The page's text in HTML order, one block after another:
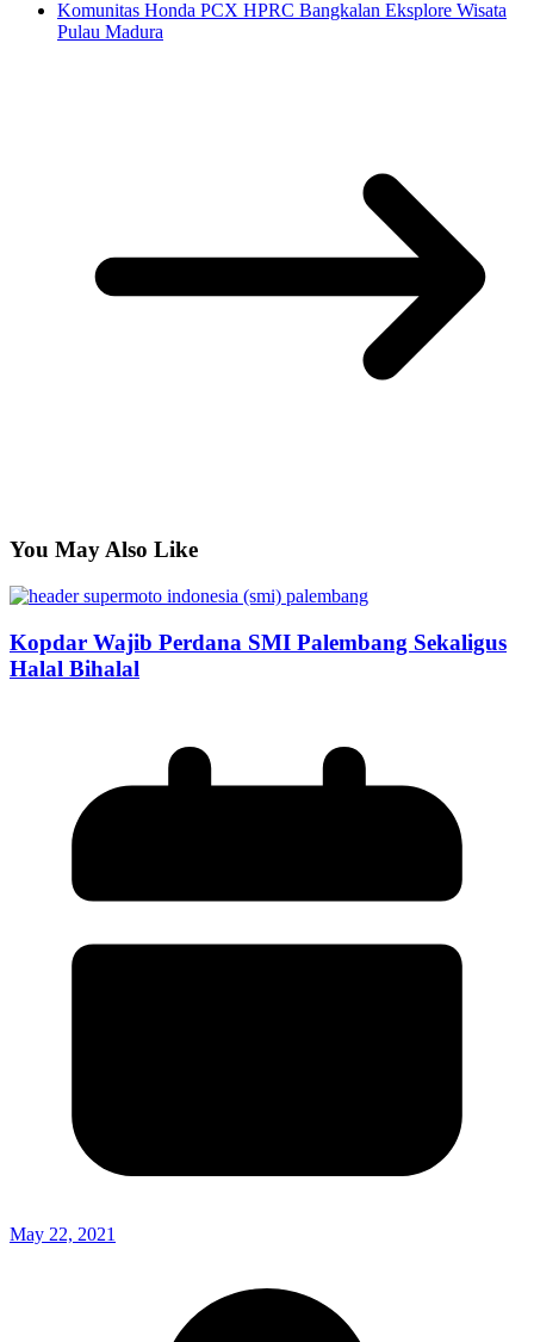
Komunitas Honda PCX HPRC Bangkalan Eksplore Wisata
Pulau Madura
You May Also Like
Kopdar Wajib Perdana SMI Palembang Sekaligus
Halal Bihalal
May 22, 2021